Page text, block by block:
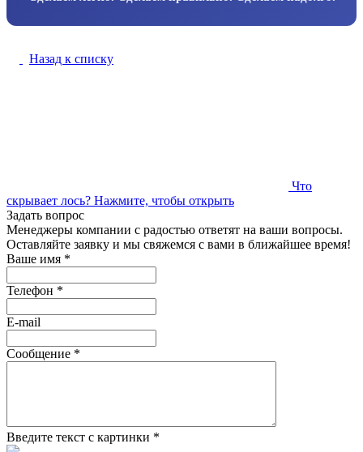
Назад к списку
Что
скрывает лось? Нажмите, чтобы открыть
Задать вопрос
Менеджеры компании с радостью ответят на ваши вопросы.
Оставляйте заявку и мы свяжемся с вами в ближайшее время!
Ваше имя *
Телефон *
E-mail
Сообщение *
Введите текст с картинки *